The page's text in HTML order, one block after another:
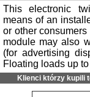
This electronic
means of an
or other
module may also
(for advertising
Floating loads up
Klienci którzy kupili